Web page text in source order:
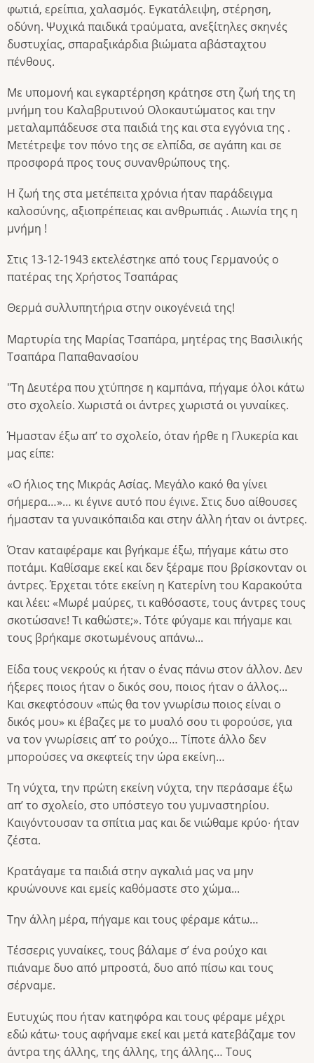
φωτιά, ερείπια, χαλασμός. Εγκατάλειψη, στέρηση,
οδύνη. Ψυχικά παιδικά τραύματα, ανεξίτηλες σκηνές
δυστυχίας, σπαραξικάρδια βιώματα αβάσταχτου
πένθους.
Με υπομονή και εγκαρτέρηση κράτησε στη ζωή της τη
μνήμη του Καλαβρυτινού Ολοκαυτώματος και την
μεταλαμπάδευσε στα παιδιά της και στα εγγόνια της .
Μετέτρεψε τον πόνο της σε ελπίδα, σε αγάπη και σε
προσφορά προς τους συνανθρώπους της.
Η ζωή της στα μετέπειτα χρόνια ήταν παράδειγμα
καλοσύνης, αξιοπρέπειας και ανθρωπιάς . Αιωνία της η
μνήμη !
Στις 13-12-1943 εκτελέστηκε από τους Γερμανούς ο
πατέρας της Χρήστος Τσαπάρας
Θερμά συλλυπητήρια στην οικογένειά της!
Μαρτυρία της Μαρίας Τσαπάρα, μητέρας της Βασιλικής
Τσαπάρα Παπαθανασίου
"Τη Δευτέρα που χτύπησε η καμπάνα, πήγαμε όλοι κάτω
στο σχολείο. Χωριστά οι άντρες χωριστά οι γυναίκες.
Ήμασταν έξω απ’ το σχολείο, όταν ήρθε η Γλυκερία και
μας είπε:
«Ο ήλιος της Μικράς Ασίας. Μεγάλο κακό θα γίνει
σήμερα…»… κι έγινε αυτό που έγινε. Στις δυο αίθουσες
ήμασταν τα γυναικόπαιδα και στην άλλη ήταν οι άντρες.
Όταν καταφέραμε και βγήκαμε έξω, πήγαμε κάτω στο
ποτάμι. Καθίσαμε εκεί και δεν ξέραμε που βρίσκονταν οι
άντρες. Έρχεται τότε εκείνη η Κατερίνη του Καρακούτα
και λέει: «Μωρέ μαύρες, τι καθόσαστε, τους άντρες τους
σκοτώσανε! Τι καθώστε;». Τότε φύγαμε και πήγαμε και
τους βρήκαμε σκοτωμένους απάνω...
Είδα τους νεκρούς κι ήταν ο ένας πάνω στον άλλον. Δεν
ήξερες ποιος ήταν ο δικός σου, ποιος ήταν ο άλλος...
Και σκεφτόσουν «πώς θα τον γνωρίσω ποιος είναι ο
δικός μου» κι έβαζες με το μυαλό σου τι φορούσε, για
να τον γνωρίσεις απ’ το ρούχο… Τίποτε άλλο δεν
μπορούσες να σκεφτείς την ώρα εκείνη…
Τη νύχτα, την πρώτη εκείνη νύχτα, την περάσαμε έξω
απ’ το σχολείο, στο υπόστεγο του γυμναστηρίου.
Καιγόντουσαν τα σπίτια μας και δε νιώθαμε κρύο∙ ήταν
ζέστα.
Κρατάγαμε τα παιδιά στην αγκαλιά μας να μην
κρυώνουνε και εμείς καθόμαστε στο χώμα...
Την άλλη μέρα, πήγαμε και τους φέραμε κάτω…
Τέσσερις γυναίκες, τους βάλαμε σ’ ένα ρούχο και
πιάναμε δυο από μπροστά, δυο από πίσω και τους
σέρναμε.
Ευτυχώς που ήταν κατηφόρα και τους φέραμε μέχρι
εδώ κάτω∙ τους αφήναμε εκεί και μετά κατεβάζαμε τον
άντρα της άλλης, της άλλης, της άλλης… Τους